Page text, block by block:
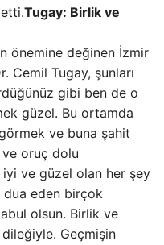
Tugay: Birlik ve
önemine değinen İzmir
Cemil Tugay, şunları
gibi ben de o
güzel. Bu ortamda
ve buna şahit
oruç dolu
iyi ve güzel olan her şey
dua eden birçok
olsun. Birlik ve
Geçmişin